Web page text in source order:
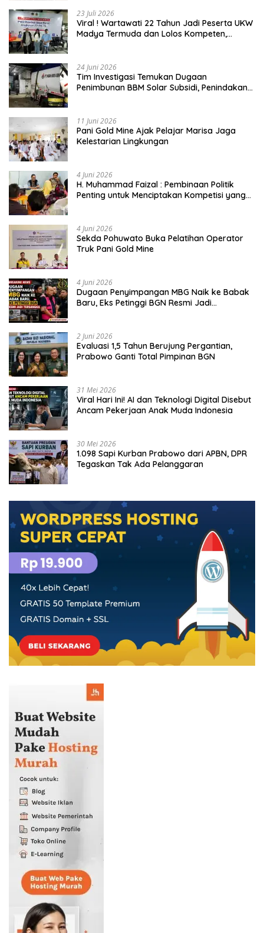
23 Juli 2026
Viral ! Wartawati 22 Tahun Jadi Peserta UKW
Madya Termuda dan Lolos Kompeten,
24 Juni 2026
Tim Investigasi Temukan Dugaan
Penimbunan BBM Solar Subsidi, Penindakan
11 Juni 2026
Pani Gold Mine Ajak Pelajar Marisa Jaga
Kelestarian Lingkungan
4 Juni 2026
H. Muhammad Faizal : Pembinaan Politik
Penting untuk Menciptakan Kompetisi yang
4 Juni 2026
Sekda Pohuwato Buka Pelatihan Operator
Truk Pani Gold Mine
4 Juni 2026
Dugaan Penyimpangan MBG Naik ke Babak
Baru, Eks Petinggi BGN Resmi Jadi
2 Juni 2026
Evaluasi 1,5 Tahun Berujung Pergantian,
Prabowo Ganti Total Pimpinan BGN
31 Mei 2026
Viral Hari Ini! AI dan Teknologi Digital Disebut
Ancam Pekerjaan Anak Muda Indonesia
30 Mei 2026
1.098 Sapi Kurban Prabowo dari APBN, DPR
Tegaskan Tak Ada Pelanggaran